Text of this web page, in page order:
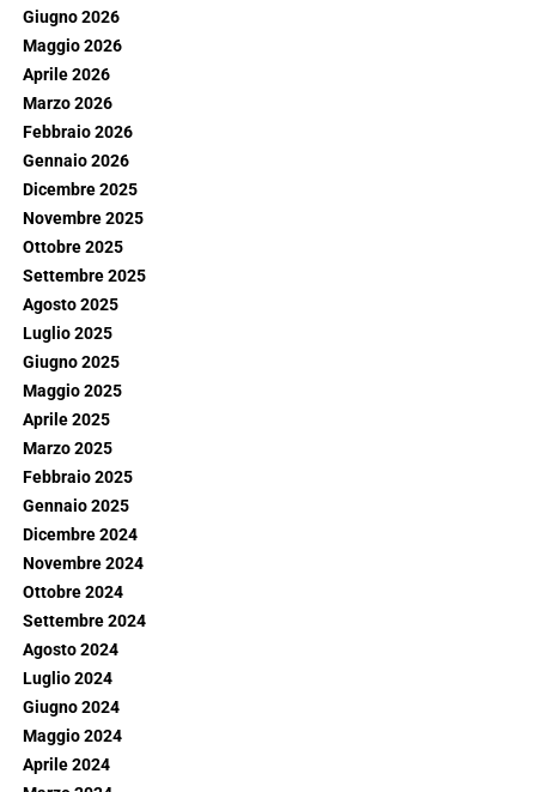
Giugno 2026
Maggio 2026
Aprile 2026
Marzo 2026
Febbraio 2026
Gennaio 2026
Dicembre 2025
Novembre 2025
Ottobre 2025
Settembre 2025
Agosto 2025
Luglio 2025
Giugno 2025
Maggio 2025
Aprile 2025
Marzo 2025
Febbraio 2025
Gennaio 2025
Dicembre 2024
Novembre 2024
Ottobre 2024
Settembre 2024
Agosto 2024
Luglio 2024
Giugno 2024
Maggio 2024
Aprile 2024